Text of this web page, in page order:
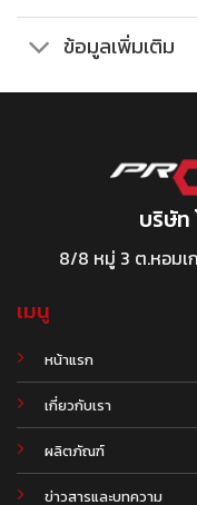
ข้อมูลเพิ่มเติม
บริษัท
8/8 หมู่ 3 ต.หอมเ
เมนู
หน้าแรก
เกี่ยวกับเรา
ผลิตภัณฑ์
ข่าวสารและบทความ
.